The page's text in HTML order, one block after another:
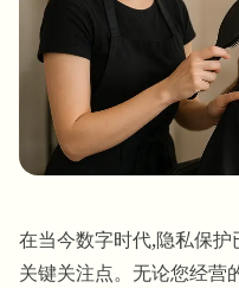
批量视频模糊
一次处理多个视频
API 和 SDK
自动化上传、任务和
联系表单
批量背景移除
在当今数字时代,隐私保
关键关注点。无论您经营